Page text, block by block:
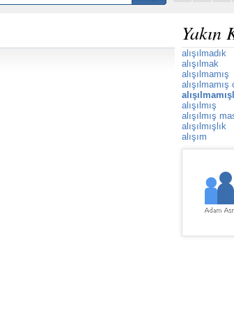
Yakın
alışılmadık
alışılmak
alışılmamış
alışılmamış
alışılmış
alışılmış
alışılmışlık
alışım